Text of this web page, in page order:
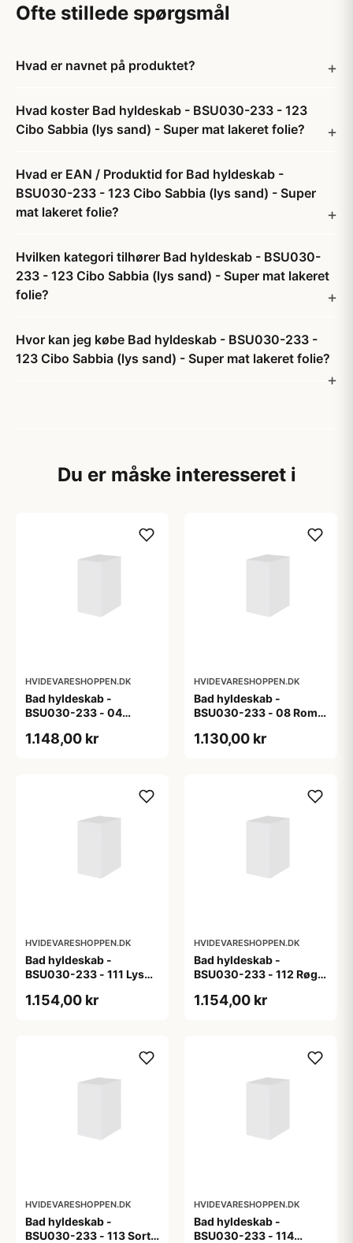
Ofte stillede spørgsmål
Hvad er navnet på produktet?
Hvad koster Bad hyldeskab - BSU030-233 - 123
Cibo Sabbia (lys sand) - Super mat lakeret folie?
Hvad er EAN / Produktid for Bad hyldeskab -
BSU030-233 - 123 Cibo Sabbia (lys sand) - Super
mat lakeret folie?
Hvilken kategori tilhører Bad hyldeskab - BSU030-
233 - 123 Cibo Sabbia (lys sand) - Super mat lakeret
folie?
Hvor kan jeg købe Bad hyldeskab - BSU030-233 -
123 Cibo Sabbia (lys sand) - Super mat lakeret folie?
Du er måske interesseret i
HVIDEVARESHOPPEN.DK
Bad hyldeskab -
BSU030-233 - 04
1.148,00 kr
HVIDEVARESHOPPEN.DK
Bad hyldeskab -
BSU030-233 - 08 Roma
1.130,00 kr
HVIDEVARESHOPPEN.DK
Bad hyldeskab -
BSU030-233 - 111 Lys
1.154,00 kr
HVIDEVARESHOPPEN.DK
Bad hyldeskab -
BSU030-233 - 112 Røget
1.154,00 kr
HVIDEVARESHOPPEN.DK
Bad hyldeskab -
BSU030-233 - 113 Sort
HVIDEVARESHOPPEN.DK
Bad hyldeskab -
BSU030-233 - 114